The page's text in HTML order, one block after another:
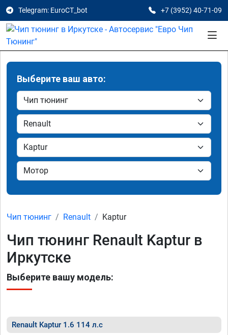
Telegram: EuroCT_bot +7 (3952) 40-71-09
Выберите ваш авто:
Чип тюнинг Renault Kaptur
Чип тюнинг Renault Kaptur в
Иркутске
Выберите вашу модель:
Renault Kaptur 1.6 114 л.с